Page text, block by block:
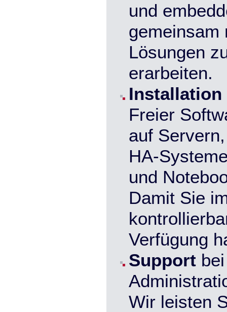
und
gemeinsam
Lösungen
erarbeiten.
Installation
Freier
auf
HA-
und
Damit Sie
Verfügung
Support
Wir leisten